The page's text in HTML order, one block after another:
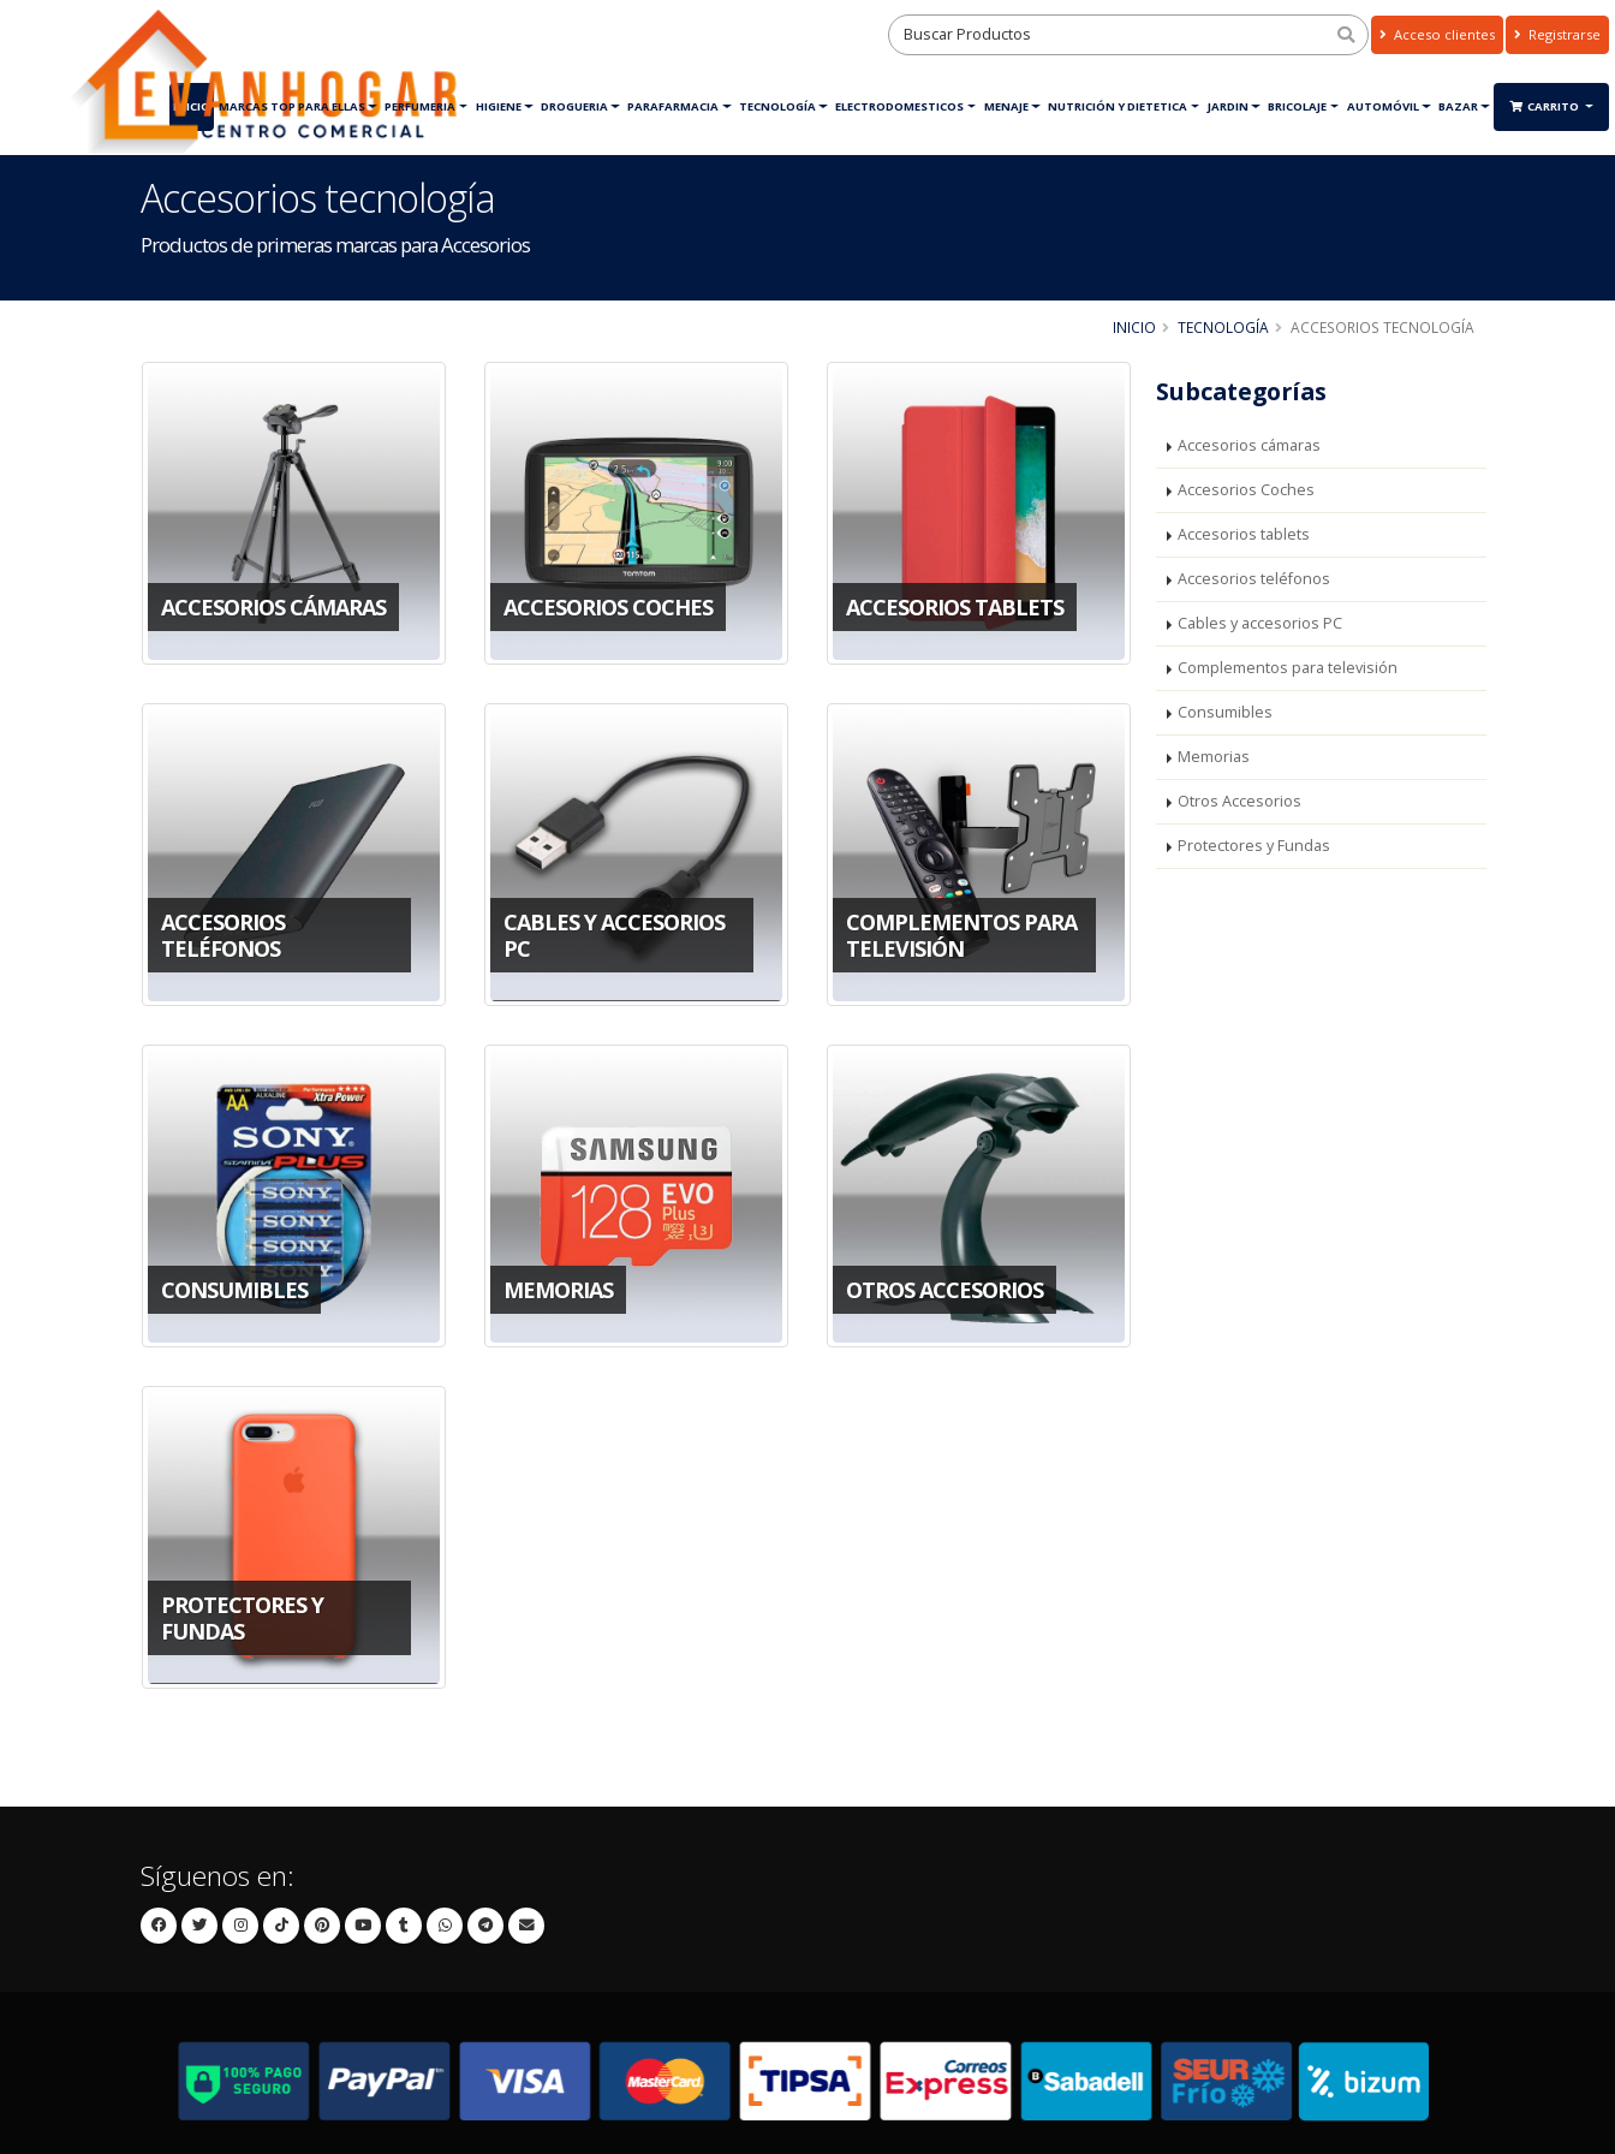
Acceso clientes Registrarse
INICIO MARCAS TOP PARA ELLAS PERFUMERIA HIGIENE DROGUERIA PARAFARMACIA TECNOLOGÍA ELECTRODOMESTICOS MENAJE NUTRICIÓN Y DIETETICA JARDIN BRICOLAJE AUTOMÓVIL BAZAR CARRITO
Accesorios tecnología
Productos de primeras marcas para Accesorios
INICIO TECNOLOGÍA ACCESORIOS TECNOLOGÍA
Subcategorías
Accesorios cámaras
Accesorios Coches
Accesorios tablets
Accesorios teléfonos
Cables y accesorios PC
Complementos para televisión
Consumibles
Memorias
Otros Accesorios
Protectores y Fundas
ACCESORIOS CÁMARAS ACCESORIOS COCHES ACCESORIOS TABLETS
ACCESORIOS
TELÉFONOS
CABLES Y ACCESORIOS
PC
COMPLEMENTOS PARA
TELEVISIÓN
CONSUMIBLES MEMORIAS OTROS ACCESORIOS
PROTECTORES Y
FUNDAS
Síguenos en: